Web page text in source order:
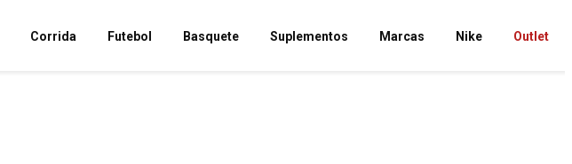
Corrida Futebol Basquete Suplementos Marcas Nike Outlet